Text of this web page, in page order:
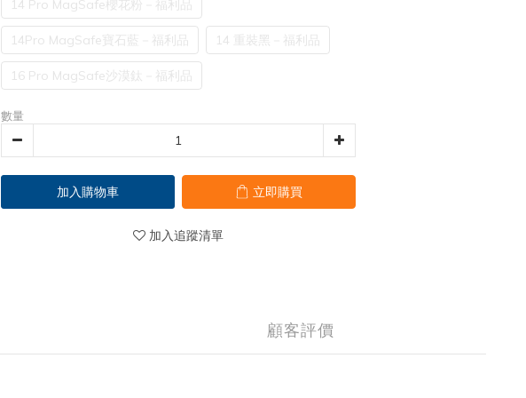
14 Pro MagSafe櫻花粉－福利品
14Pro MagSafe寶石藍－福利品 14 重裝黑－福利品
16 Pro MagSafe沙漠鈦－福利品
數量
加入購物車 立即購買
加入追蹤清單
顧客評價